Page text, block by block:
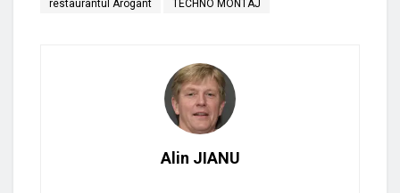
restaurantul Arogant TECHNO MONTAJ
Alin JIANU